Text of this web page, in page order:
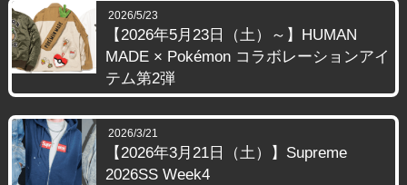
2026/5/23
【2026年5月23日（土）～】HUMAN
MADE × Pokémon コラボレーションアイ
テム第2弾
2026/3/21
【2026年3月21日（土）】Supreme
2026SS Week4